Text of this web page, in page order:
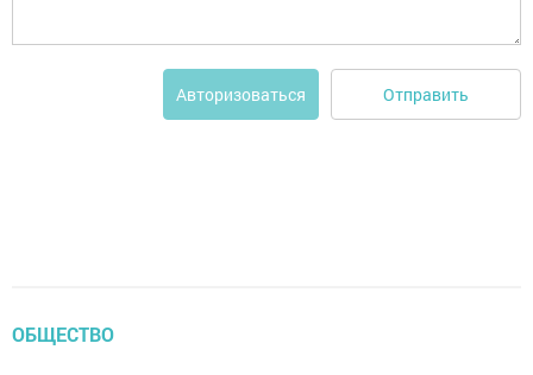
Авторизоваться Отправить
ОБЩЕСТВО